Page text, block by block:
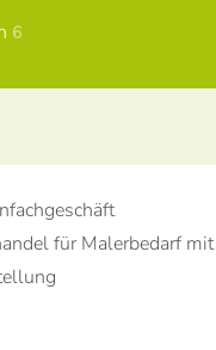
6
für Malerbedarf mit